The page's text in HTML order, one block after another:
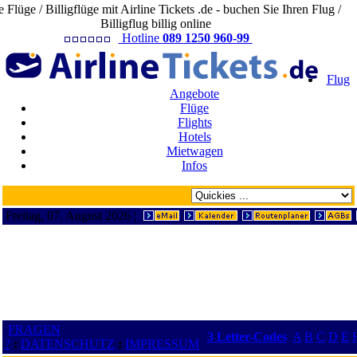
Flüge / Billigflüge mit Airline Tickets .de - buchen Sie Ihren Flug /
Billigflug billig online
Hotline 089 1250 960-99
Flug
Angebote
Flüge
Flights
Hotels
Mietwagen
Infos
Freitag, 07. August 2026 ¦
FRAGEN
? : DATENSCHUTZ : IMPRESSUM
3 Letter-Codes A B C D E